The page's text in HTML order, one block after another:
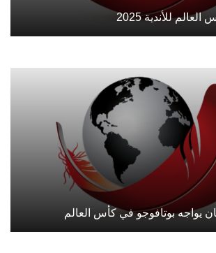
للأندية 2025
يواجه بوتافوجو في كأس العالم